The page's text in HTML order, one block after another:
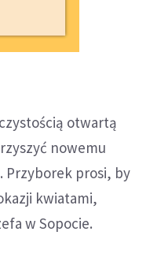
otwartą
nowemu
Przyborek prosi, by
kwiatami,
w Sopocie.